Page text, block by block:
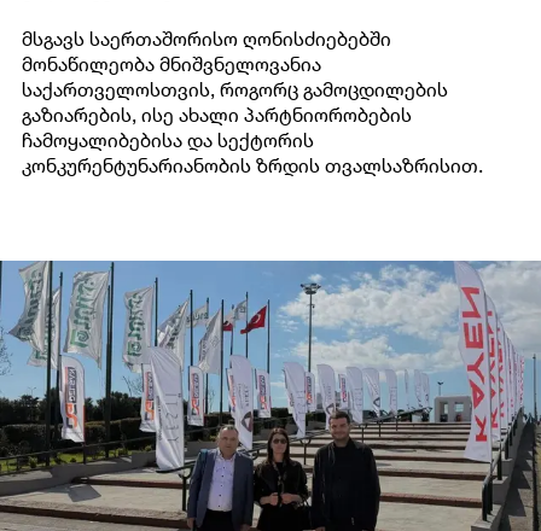
მსგავს საერთაშორისო ღონისძიებებში
მონაწილეობა მნიშვნელოვანია
საქართველოსთვის, როგორც გამოცდილების
გაზიარების, ისე ახალი პარტნიორობების
ჩამოყალიბებისა და სექტორის
კონკურენტუნარიანობის ზრდის თვალსაზრისით.